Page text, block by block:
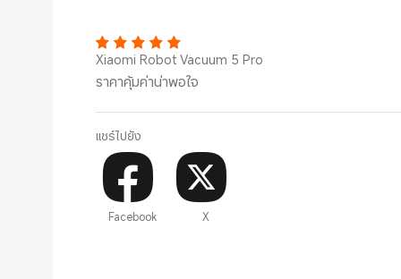
Xiaomi Robot Vacuum 5 Pro
ราคาคุ้มค่าน่าพอใจ
แชร์ไปยัง
Facebook X